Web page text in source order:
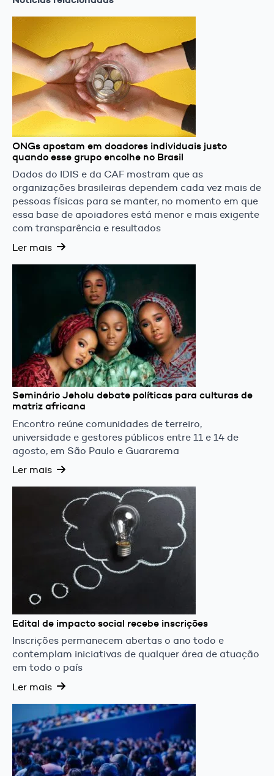
ONGs apostam em doadores individuais justo
quando esse grupo encolhe no Brasil
Dados do IDIS e da CAF mostram que as
organizações brasileiras dependem cada vez mais de
pessoas físicas para se manter, no momento em que
essa base de apoiadores está menor e mais exigente
com transparência e resultados
Ler mais
Seminário Jeholu debate políticas para culturas de
matriz africana
Encontro reúne comunidades de terreiro,
universidade e gestores públicos entre 11 e 14 de
agosto, em São Paulo e Guararema
Ler mais
Edital de impacto social recebe inscrições
Inscrições permanecem abertas o ano todo e
contemplam iniciativas de qualquer área de atuação
em todo o país
Ler mais